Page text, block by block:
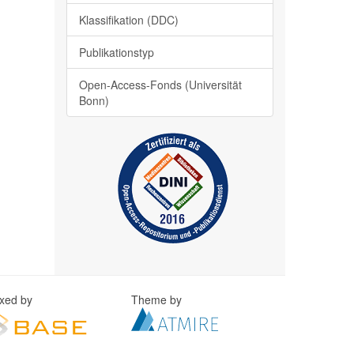
Klassifikation (DDC)
Publikationstyp
Open-Access-Fonds (Universität
Bonn)
by Theme by